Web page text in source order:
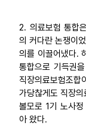
2. 의료보험 통합
의 커다란 논쟁이
의를 이끌어냈다.
통합으로 기득권
직장의료보험조합
가당찮게도 직장
볼모로 1기 노사
아 왔다.